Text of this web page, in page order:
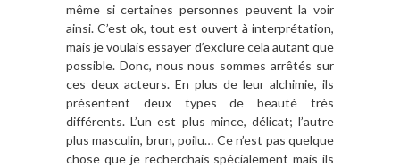
même si certaines personnes peuvent la voir
ainsi. C’est ok, tout est ouvert à interprétation,
mais je voulais essayer d’exclure cela autant que
possible. Donc, nous nous sommes arrêtés sur
ces deux acteurs. En plus de leur alchimie, ils
présentent deux types de beauté très
différents. L’un est plus mince, délicat; l’autre
plus masculin, brun, poilu… Ce n’est pas quelque
chose que je recherchais spécialement mais ils